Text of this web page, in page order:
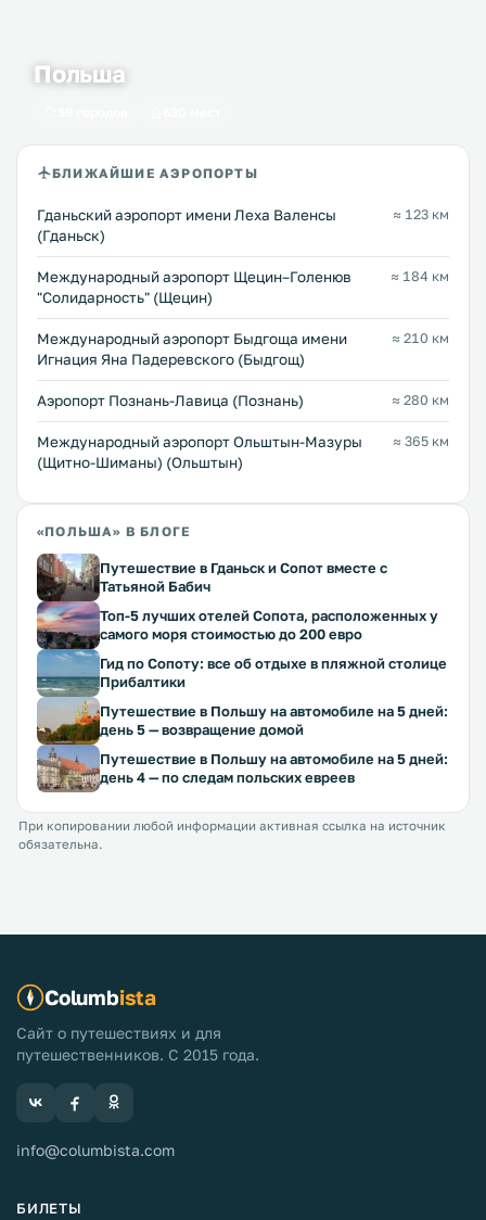
Польша
БЛИЖАЙШИЕ АЭРОПОРТЫ
Гданьский аэропорт имени Леха Валенсы
(Гданьск)
≈ 123 км
Международный аэропорт Щецин–Голенюв
"Солидарность" (Щецин)
≈ 184 км
Международный аэропорт Быдгоща имени
Игнация Яна Падеревского (Быдгощ)
≈ 210 км
Аэропорт Познань-Лавица (Познань) ≈ 280 км
Международный аэропорт Ольштын-Мазуры
(Щитно-Шиманы) (Ольштын)
≈ 365 км
«ПОЛЬША» В БЛОГЕ
Путешествие в Гданьск и Сопот вместе с
Татьяной Бабич
Топ-5 лучших отелей Сопота, расположенных у
самого моря стоимостью до 200 евро
Гид по Сопоту: все об отдыхе в пляжной столице
Прибалтики
Путешествие в Польшу на автомобиле на 5 дней:
день 5 — возвращение домой
Путешествие в Польшу на автомобиле на 5 дней:
день 4 — по следам польских евреев
При копировании любой информации активная ссылка на источник
обязательна.
Columbista
Сайт о путешествиях и для
путешественников. С 2015 года.
info@columbista.com
БИЛЕТЫ